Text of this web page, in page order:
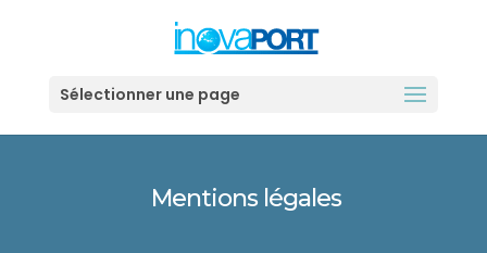
Sélectionner une page
Mentions légales